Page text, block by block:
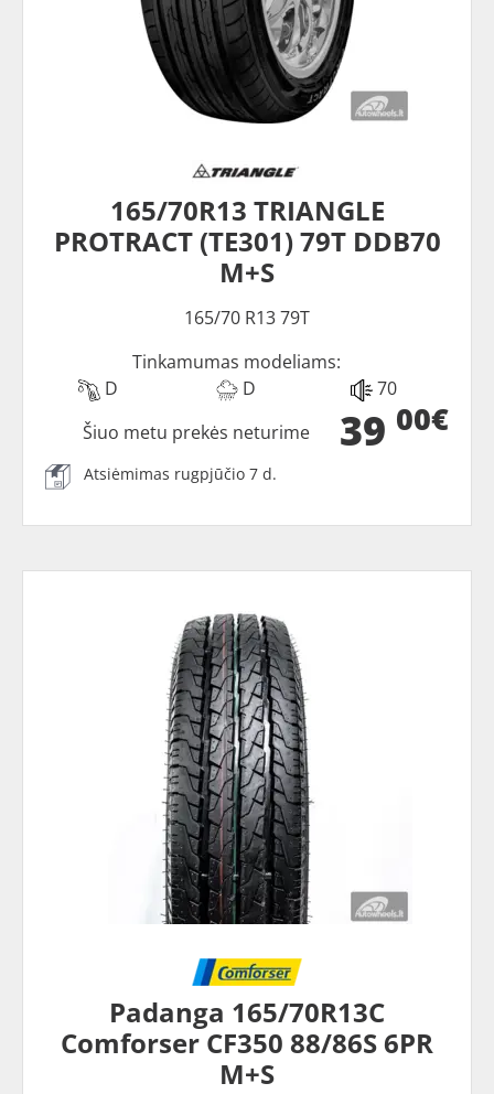
165/70R13 TRIANGLE
PROTRACT (TE301) 79T DDB70
M+S
165/70 R13 79T
Tinkamumas modeliams:
D
D 70
39 00€
Šiuo metu prekės neturime
Atsiėmimas rugpjūčio 7 d.
Padanga 165/70R13C
Comforser CF350 88/86S 6PR
M+S